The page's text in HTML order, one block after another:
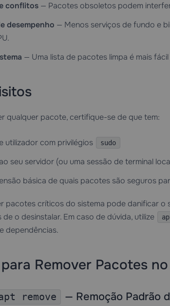
conflitos— Pacotes obsoletos podem
desempenho — Menos serviços de fundo e
— Uma lista de pacotes limpa é mais
qualquer pacote, certifique-se de que tem:
utilizador com privilégios sudo
seu servidor (ou uma sessão de terminal
básica de quais pacotes são seguros
pacotes críticos do sistema pode danificar o
o desinstalar. Em caso de dúvida, utilize
dependências.
Remover Pacotes
remove — Remoção Padrão